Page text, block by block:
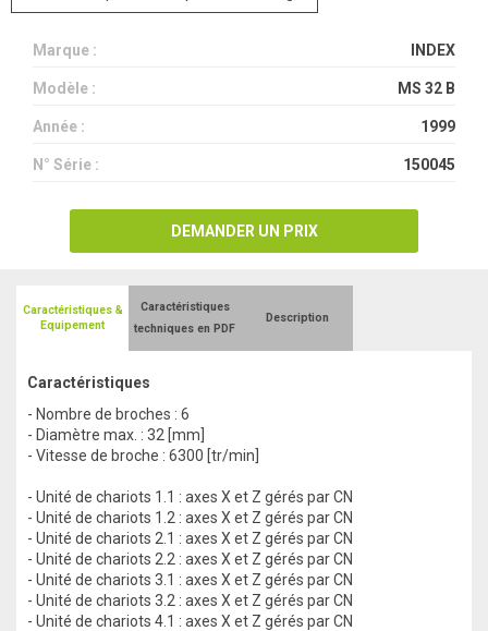
Marque : INDEX
Modèle : MS 32 B
Année : 1999
N° Série : 150045
DEMANDER UN PRIX
Caractéristiques &
Equipement
Caractéristiques
- Nombre de broches : 6
- Diamètre max. : 32 [mm]
- Vitesse de broche : 6300 [tr/min]
- Unité de chariots 1.1 : axes X et Z gérés par CN
- Unité de chariots 1.2 : axes X et Z gérés par CN
- Unité de chariots 2.1 : axes X et Z gérés par CN
- Unité de chariots 2.2 : axes X et Z gérés par CN
- Unité de chariots 3.1 : axes X et Z gérés par CN
- Unité de chariots 3.2 : axes X et Z gérés par CN
- Unité de chariots 4.1 : axes X et Z gérés par CN
Caractéristiques
techniques en PDF
Description